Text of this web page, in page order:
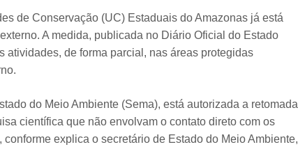
de Conservação (UC) Estaduais do Amazonas já está
A medida, publicada no Diário Oficial do Estado
atividades, de forma parcial, nas áreas protegidas
do Meio Ambiente (Sema), está autorizada a retomada
científica que não envolvam o contato direto com os
explica o secretário de Estado do Meio Ambiente,